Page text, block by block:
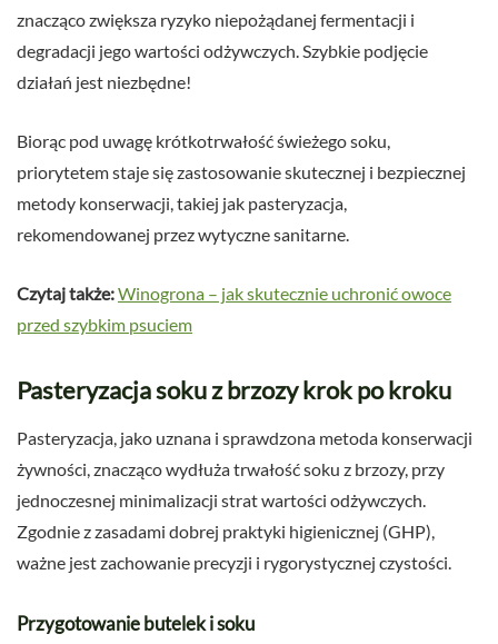
znacząco zwiększa ryzyko niepożądanej fermentacji i
degradacji jego wartości odżywczych. Szybkie podjęcie
działań jest niezbędne!
Biorąc pod uwagę krótkotrwałość świeżego soku,
priorytetem staje się zastosowanie skutecznej i bezpiecznej
metody konserwacji, takiej jak pasteryzacja,
rekomendowanej przez wytyczne sanitarne.
Czytaj także:Winogrona – jak skutecznie uchronić owoce
przed szybkim psuciem
Pasteryzacja soku z brzozy krok po kroku
Pasteryzacja, jako uznana i sprawdzona metoda konserwacji
żywności, znacząco wydłuża trwałość soku z brzozy, przy
jednoczesnej minimalizacji strat wartości odżywczych.
Zgodnie z zasadami dobrej praktyki higienicznej (GHP),
ważne jest zachowanie precyzji i rygorystycznej czystości.
Przygotowanie butelek i soku